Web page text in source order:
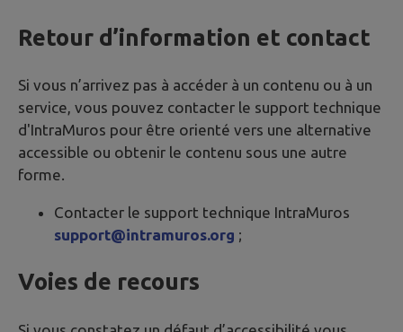
Retour d’information et contact
Si vous n’arrivez pas à accéder à un contenu ou à un
service, vous pouvez contacter le support technique
d'IntraMuros pour être orienté vers une alternative
accessible ou obtenir le contenu sous une autre
forme.
Contacter le support technique IntraMuros
support@intramuros.org ;
Voies de recours